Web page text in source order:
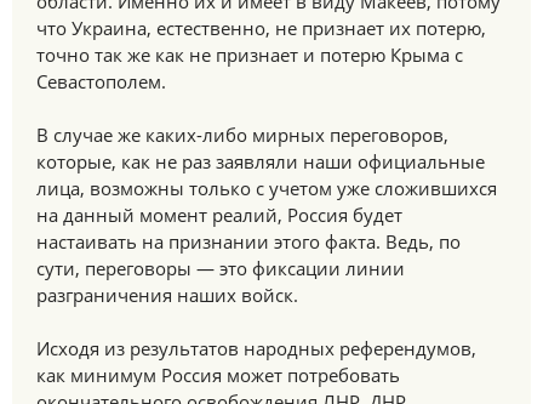
что Украина, естественно, не признает их потерю,
точно так же как не признает и потерю Крыма с
Севастополем.
В случае же каких-либо мирных переговоров,
которые, как не раз заявляли наши официальные
лица, возможны только с учетом уже сложившихся
на данный момент реалий, Россия будет
настаивать на признании этого факта. Ведь, по
сути, переговоры — это фиксации линии
разграничения наших войск.
Исходя из результатов народных референдумов,
как минимум Россия может потребовать